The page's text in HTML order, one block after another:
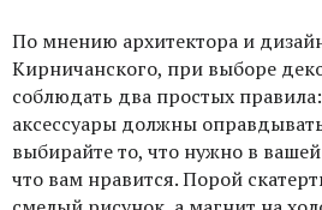
По мнению архитектора и
Кирничанского, при выборе
соблюдать два простых
аксессуары должны
выбирайте то, что нужно в
что вам нравится. Порой